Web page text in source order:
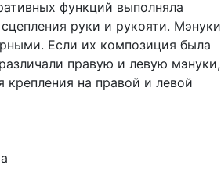
функций выполняла
руки и рукояти. Мэнуки
Если их композиция была
правую и левую мэнуки,
крепления на правой и левой